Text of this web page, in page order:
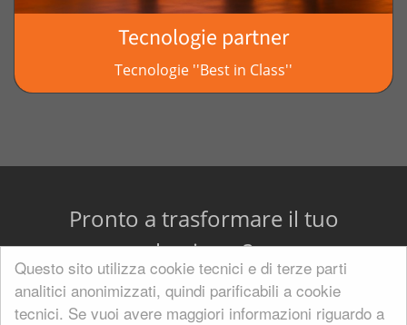
Questo sito utilizza cookie tecnici e di terze parti
analitici anonimizzati, quindi parificabili a cookie
tecnici. Se vuoi avere maggiori informazioni riguardo a
Tecnologie partner
Tecnologie ''Best in Class''
Pronto a trasformare il tuo
business?
Contattaci